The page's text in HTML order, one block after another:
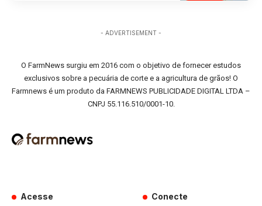
- ADVERTISEMENT -
O FarmNews surgiu em 2016 com o objetivo de fornecer estudos
exclusivos sobre a pecuária de corte e a agricultura de grãos! O
Farmnews é um produto da FARMNEWS PUBLICIDADE DIGITAL LTDA –
CNPJ 55.116.510/0001-10.
Acesse Conecte